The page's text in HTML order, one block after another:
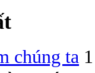
chúng ta